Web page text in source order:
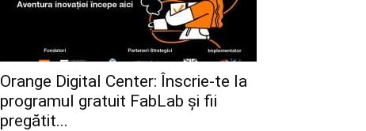
Orange Digital Center: Înscrie-te la
programul gratuit FabLab și fii
pregătit...